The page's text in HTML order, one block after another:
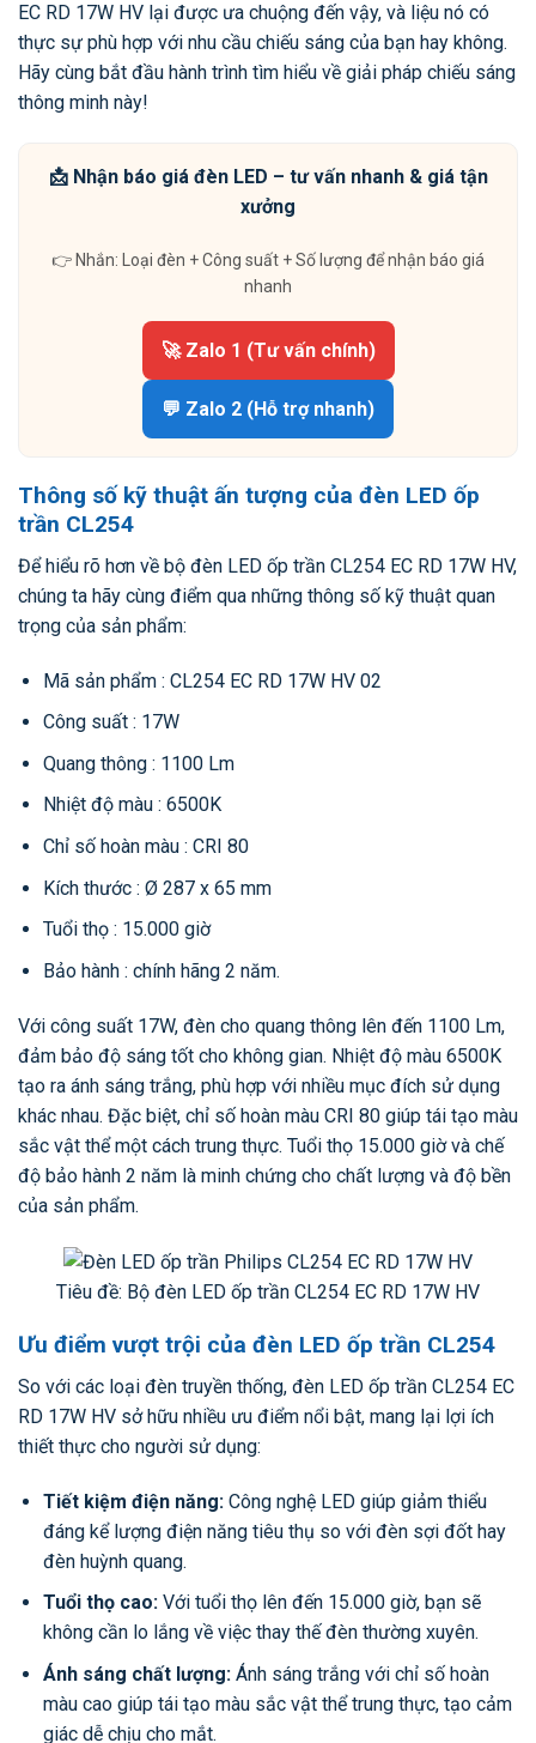
EC RD 17W HV lại được ưa chuộng đến vậy, và liệu nó có
thực sự phù hợp với nhu cầu chiếu sáng của bạn hay không.
Hãy cùng bắt đầu hành trình tìm hiểu về giải pháp chiếu sáng
thông minh này!
📩 Nhận báo giá đèn LED – tư vấn nhanh & giá tận
xưởng
👉 Nhắn: Loại đèn + Công suất + Số lượng để nhận báo giá
nhanh
🚀 Zalo 1 (Tư vấn chính)
💬 Zalo 2 (Hỗ trợ nhanh)
Thông số kỹ thuật ấn tượng của đèn LED ốp
trần CL254
Để hiểu rõ hơn về bộ đèn LED ốp trần CL254 EC RD 17W HV,
chúng ta hãy cùng điểm qua những thông số kỹ thuật quan
trọng của sản phẩm:
Mã sản phẩm : CL254 EC RD 17W HV 02
Công suất : 17W
Quang thông : 1100 Lm
Nhiệt độ màu : 6500K
Chỉ số hoàn màu : CRI 80
Kích thước : Ø 287 x 65 mm
Tuổi thọ : 15.000 giờ
Bảo hành : chính hãng 2 năm.
Với công suất 17W, đèn cho quang thông lên đến 1100 Lm,
đảm bảo độ sáng tốt cho không gian. Nhiệt độ màu 6500K
tạo ra ánh sáng trắng, phù hợp với nhiều mục đích sử dụng
khác nhau. Đặc biệt, chỉ số hoàn màu CRI 80 giúp tái tạo màu
sắc vật thể một cách trung thực. Tuổi thọ 15.000 giờ và chế
độ bảo hành 2 năm là minh chứng cho chất lượng và độ bền
của sản phẩm.
Tiêu đề: Bộ đèn LED ốp trần CL254 EC RD 17W HV
Ưu điểm vượt trội của đèn LED ốp trần CL254
So với các loại đèn truyền thống, đèn LED ốp trần CL254 EC
RD 17W HV sở hữu nhiều ưu điểm nổi bật, mang lại lợi ích
thiết thực cho người sử dụng:
Tiết kiệm điện năng:Công nghệ LED giúp giảm thiểu
đáng kể lượng điện năng tiêu thụ so với đèn sợi đốt hay
đèn huỳnh quang.
Tuổi thọ cao:Với tuổi thọ lên đến 15.000 giờ, bạn sẽ
không cần lo lắng về việc thay thế đèn thường xuyên.
Ánh sáng chất lượng:Ánh sáng trắng với chỉ số hoàn
màu cao giúp tái tạo màu sắc vật thể trung thực, tạo cảm
giác dễ chịu cho mắt.